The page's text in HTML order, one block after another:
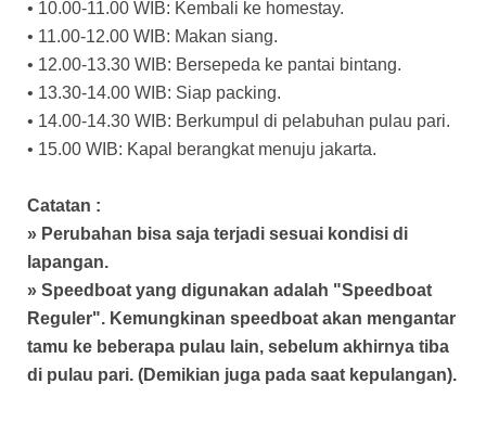
• 10.00-11.00 WIB: Kembali ke homestay.
• 11.00-12.00 WIB: Makan siang.
• 12.00-13.30 WIB: Bersepeda ke pantai bintang.
• 13.30-14.00 WIB: Siap packing.
• 14.00-14.30 WIB: Berkumpul di pelabuhan pulau pari.
• 15.00 WIB: Kapal berangkat menuju jakarta.
Catatan :
» Perubahan bisa saja terjadi sesuai kondisi di
lapangan.
» Speedboat yang digunakan adalah "Speedboat
Reguler". Kemungkinan speedboat akan mengantar
tamu ke beberapa pulau lain, sebelum akhirnya tiba
di pulau pari. (Demikian juga pada saat kepulangan).